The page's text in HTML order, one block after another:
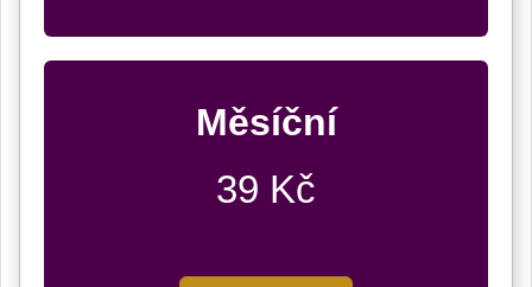
Měsíční
39 Kč